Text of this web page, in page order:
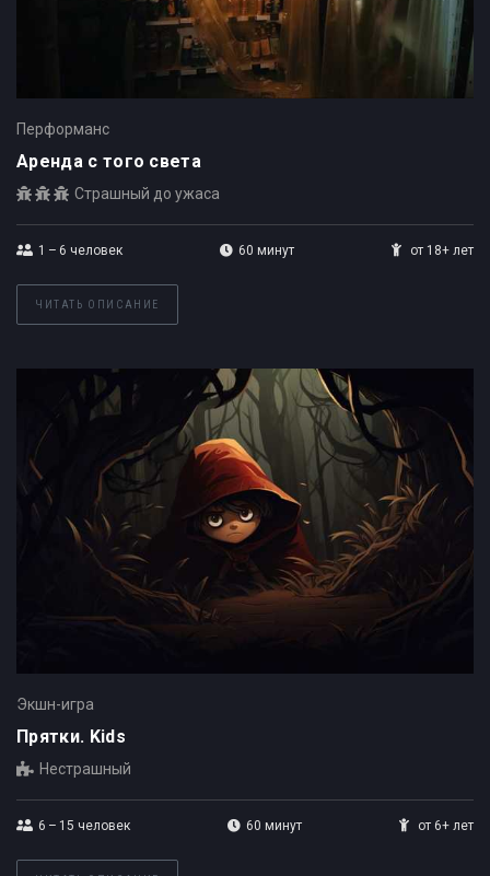
Перформанс
Аренда с того света
Страшный до ужаса
1 – 6 человек 60 минут от 18+ лет
ЧИТАТЬ ОПИСАНИЕ
Экшн-игра
Прятки. Kids
Нестрашный
6 – 15 человек 60 минут от 6+ лет